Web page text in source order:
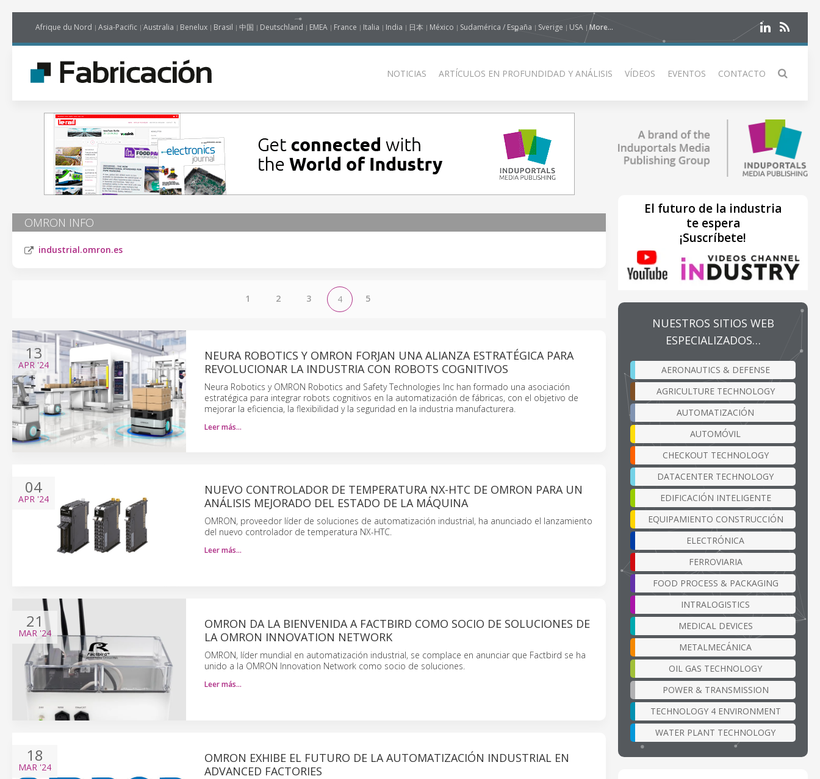
Afrique du Nord Asia-Pacific Australia Benelux Brasil 中国 Deutschland EMEA France Italia India 日本 México Sudamérica / España Sverige USA More...
NOTICIAS ARTÍCULOS EN PROFUNDIDAD Y ANÁLISIS VÍDEOS EVENTOS CONTACTO
OMRON INFO
industrial.omron.es
1 2 3 4 5
13
APR '24
NEURA ROBOTICS Y OMRON FORJAN UNA ALIANZA ESTRATÉGICA PARA
REVOLUCIONAR LA INDUSTRIA CON ROBOTS COGNITIVOS
Neura Robotics y OMRON Robotics and Safety Technologies Inc han formado una asociación
estratégica para integrar robots cognitivos en la automatización de fábricas, con el objetivo de
mejorar la eficiencia, la flexibilidad y la seguridad en la industria manufacturera.
Leer más…
04
APR '24
NUEVO CONTROLADOR DE TEMPERATURA NX-HTC DE OMRON PARA UN
ANÁLISIS MEJORADO DEL ESTADO DE LA MÁQUINA
OMRON, proveedor líder de soluciones de automatización industrial, ha anunciado el lanzamiento
del nuevo controlador de temperatura NX-HTC.
Leer más…
21
MAR '24
OMRON DA LA BIENVENIDA A FACTBIRD COMO SOCIO DE SOLUCIONES DE
LA OMRON INNOVATION NETWORK
OMRON, líder mundial en automatización industrial, se complace en anunciar que Factbird se ha
unido a la OMRON Innovation Network como socio de soluciones.
Leer más…
18
MAR '24
OMRON EXHIBE EL FUTURO DE LA AUTOMATIZACIÓN INDUSTRIAL EN
ADVANCED FACTORIES
El futuro de la industria
te espera
¡Suscríbete!
NUESTROS SITIOS WEB
ESPECIALIZADOS…
AERONAUTICS & DEFENSE
AGRICULTURE TECHNOLOGY
AUTOMATIZACIÓN
AUTOMÓVIL
CHECKOUT TECHNOLOGY
DATACENTER TECHNOLOGY
EDIFICACIÓN INTELIGENTE
EQUIPAMIENTO CONSTRUCCIÓN
ELECTRÓNICA
FERROVIARIA
FOOD PROCESS & PACKAGING
INTRALOGISTICS
MEDICAL DEVICES
METALMECÁNICA
OIL GAS TECHNOLOGY
POWER & TRANSMISSION
TECHNOLOGY 4 ENVIRONMENT
WATER PLANT TECHNOLOGY